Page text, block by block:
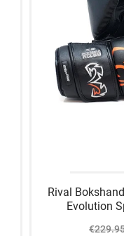
Rival
Evolution